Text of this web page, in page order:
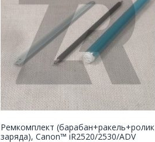
Ремкомплект (барабан+ракель+ролик
заряда), Canon™ iR2520/2530/ADV